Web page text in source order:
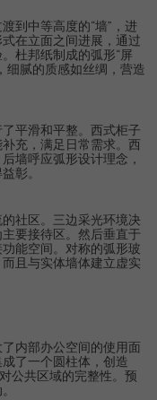
到中等高度的“墙”，进
在立面之间进展，通过
杜邦纸制成的弧形“屏
细腻的质感如丝绸，营造
平滑和平整。西式柜子
充，满足日常需求。西
墙呼应弧形设计理念，
彰。
社区。三边采光环境决
要接待区。然后垂直于
能空间。对称的弧形玻
且与实体墙体建立虚实
内部办公空间的使用面
了一个圆柱体，创造
公共区域的完整性。预